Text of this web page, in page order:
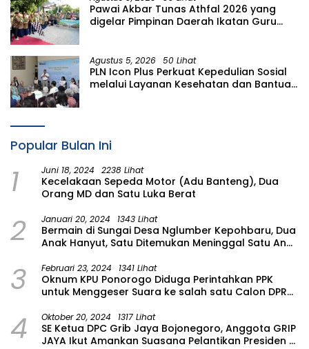
Pawai Akbar Tunas Athfal 2026 yang
digelar Pimpinan Daerah Ikatan Guru
Agustus 5, 2026 50 Lihat
PLN Icon Plus Perkuat Kepedulian Sosial
melalui Layanan Kesehatan dan Bantuan
Popular Bulan Ini
1 Juni 18, 2024 2238 Lihat
Kecelakaan Sepeda Motor (Adu Banteng), Dua
Orang MD dan Satu Luka Berat
2 Januari 20, 2024 1343 Lihat
Bermain di Sungai Desa Nglumber Kepohbaru, Dua
Anak Hanyut, Satu Ditemukan Meninggal Satu Anak
3 Februari 23, 2024 1341 Lihat
Oknum KPU Ponorogo Diduga Perintahkan PPK
untuk Menggeser Suara ke salah satu Calon DPRD
4 Oktober 20, 2024 1317 Lihat
SE Ketua DPC Grib Jaya Bojonegoro, Anggota GRIP
JAYA Ikut Amankan Suasana Pelantikan Presiden di